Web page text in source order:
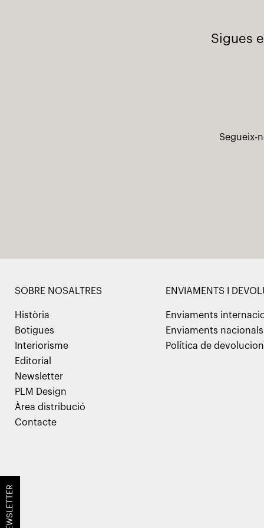
Sigues
Segueix-
SOBRE NOSALTRES
Història
Botigues
Interiorisme
Editorial
Newsletter
PLM Design
Àrea distribució
Contacte
ENVIAMENTS I
Enviaments
Enviaments nacionals
Política de